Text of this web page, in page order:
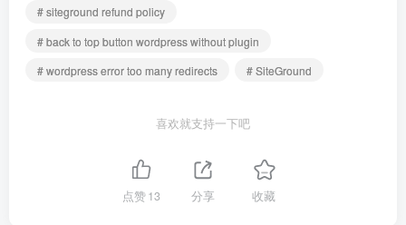
# siteground refund policy
# back to top button wordpress without plugin
# wordpress error too many redirects
# SiteGround
喜欢就支持一下吧
点赞13 分享 收藏